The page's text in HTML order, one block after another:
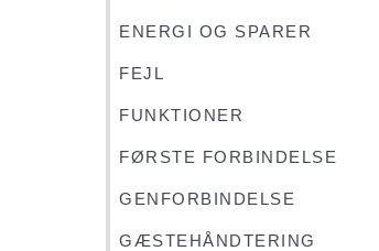
ENERGI OG SPARER
FEJL
FUNKTIONER
FØRSTE FORBINDELSE
GENFORBINDELSE
GÆSTEHÅNDTERING